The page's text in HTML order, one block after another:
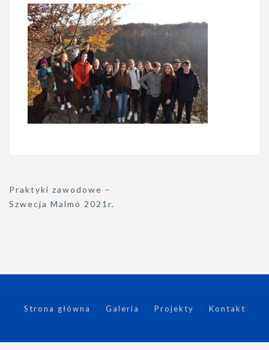
Nawigacja
wpisu
Praktyki zawodowe –
Szwecja Malmö 2021r.
Strona główna Galeria Projekty Kontakt